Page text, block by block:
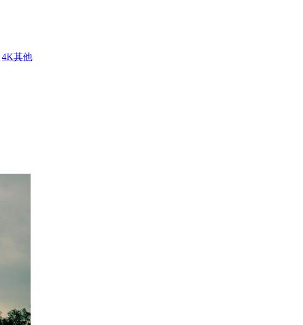
4K其他